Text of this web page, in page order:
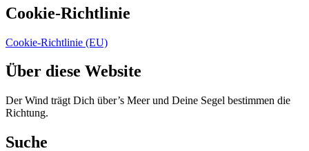
Cookie-Richtlinie
Cookie-Richtlinie (EU)
Über diese Website
Der Wind trägt Dich über’s Meer und Deine Segel bestimmen die
Richtung.
Suche